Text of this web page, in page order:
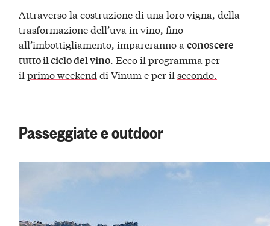
Attraverso la costruzione di una loro vigna, della
trasformazione dell’uva in vino, fino
all’imbottigliamento, impareranno aconoscere
tutto il ciclo del vino. Ecco il programma per
ilprimo weekend di Vinum e per ilsecondo.
Passeggiate e outdoor